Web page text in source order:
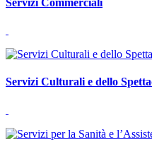
Servizi Culturali e dello